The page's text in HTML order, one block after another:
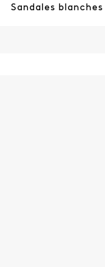
Sandales blanches